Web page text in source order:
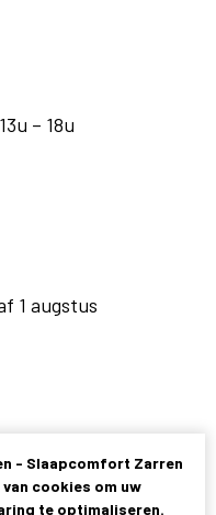
– 18u
1 augstus
- Slaapcomfort Zarren
cookies om uw
te optimaliseren.